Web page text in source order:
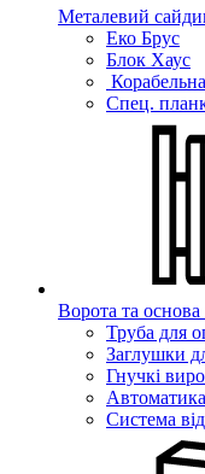
Металевий
Еко Брус
Блок Хаус
Спец.
Ворота та
Труба для
Заглушки
Гнучкі
Система